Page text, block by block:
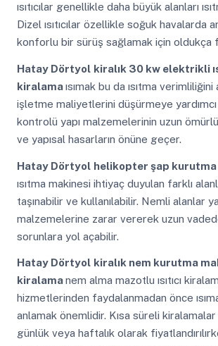
ısıtıcılar genellikle daha büyük alanları
Dizel ısıtıcılar özellikle soğuk havalarda
konforlu bir sürüş sağlamak için oldukça
Hatay Dörtyol kiralık 30 kw elektrikli
kiralamaısımak bu da ısıtma verimliliğini
işletme maliyetlerini düşürmeye
kontrolü yapı malzemelerinin uzun ömürlü
ve yapısal hasarların önüne geçer.
Hatay Dörtyol helikopter şap kurutma
ısıtma makinesi ihtiyaç duyulan farklı
taşınabilir ve kullanılabilir. Nemli alanlar
malzemelerine zarar vererek uzun
sorunlara yol açabilir.
Hatay Dörtyol kiralık nem kurutma
kiralamanem alma mazotlu ısıtıcı
hizmetlerinden faydalanmadan önce
anlamak önemlidir. Kısa süreli
günlük veya haftalık olarak